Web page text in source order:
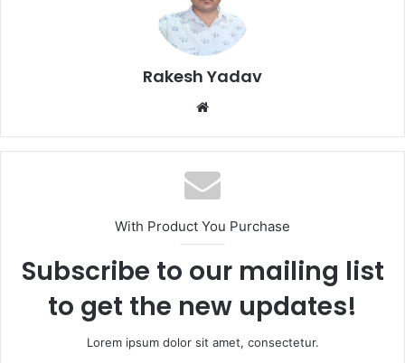
Rakesh Yadav
b
s
i
e
With Product You Purchase
Subscribe to our mailing list
to get the new updates!
Lorem ipsum dolor sit amet, consectetur.